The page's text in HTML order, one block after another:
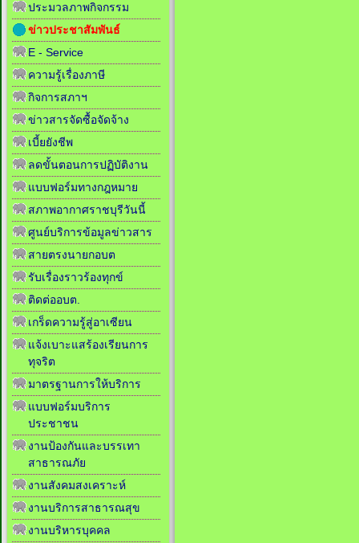
ประมวลภาพกิจกรรม
ข่าวประชาสัมพันธ์
E - Service
ความรู้เรื่องภาษี
กิจการสภาฯ
ข่าวสารจัดซื้อจัดจ้าง
เบี้ยยังชีพ
ลดขั้นตอนการปฏิบัติงาน
แบบฟอร์มทางกฎหมาย
สภาพอากาศราชบุรีวันนี้
ศูนย์บริการข้อมูลข่าวสาร
สายตรงนายกอบต
รับเรื่องราวร้องทุกข์
ติดต่ออบต.
เกร็ดความรู้สู่อาเซียน
แจ้งเบาะแสร้องเรียนการ
ทุจริต
มาตรฐานการให้บริการ
แบบฟอร์มบริการ
ประชาชน
งานป้องกันและบรรเทา
สาธารณภัย
งานสังคมสงเคราะห์
งานบริการสาธารณสุข
งานบริหารบุคคล